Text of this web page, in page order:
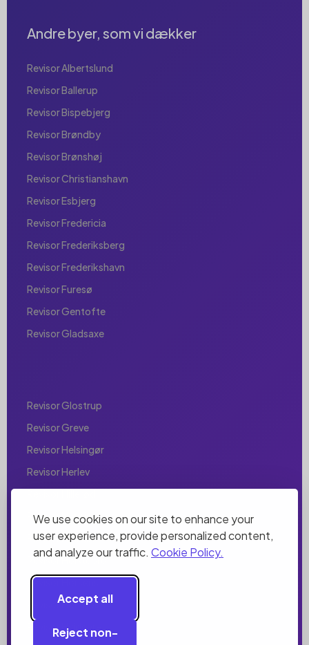
We use cookies on our site to enhance your
user experience, provide personalized content,
and analyze our traffic. Cookie Policy.
Accept all
Reject non-
Andre byer, som vi dækker
Revisor Albertslund
Revisor Ballerup
Revisor Bispebjerg
Revisor Brøndby
Revisor Brønshøj
Revisor Christianshavn
Revisor Esbjerg
Revisor Fredericia
Revisor Frederiksberg
Revisor Frederikshavn
Revisor Furesø
Revisor Gentofte
Revisor Gladsaxe
Revisor Glostrup
Revisor Greve
Revisor Helsingør
Revisor Herlev
Revisor Hjørring
Revisor Holbæk
Revisor Holstebro
Revisor Horsens
Revisor Hørsholm
Revisor Hvidovre